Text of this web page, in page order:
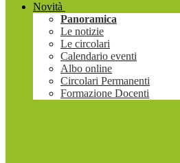
Novità
Panoramica
Le notizie
Le circolari
Calendario eventi
Albo online
Circolari Permanenti
Formazione Docenti